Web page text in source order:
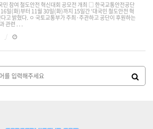
민 참여 철도안전 혁신대회 공모전 개최 □ 한국교통안전공단
일(화)부터 11월 30일(화)까지 15일간 ‘대국민 철도안전 혁
고 밝혔다. ㅇ 국토교통부가 주최·주관하고 공단이 후원하는
관련 . . .